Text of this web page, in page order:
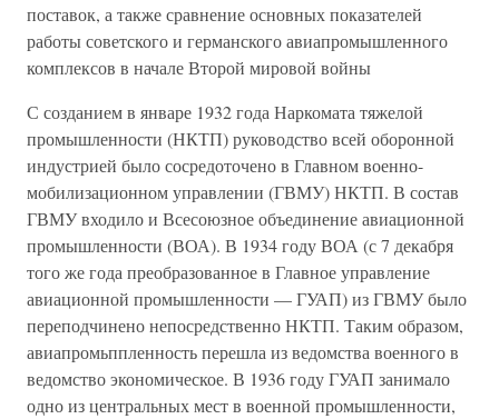
поставок, а также сравнение основных показателей
работы советского и германского авиапромышленного
комплексов в начале Второй мировой войны
С созданием в январе 1932 года Наркомата тяжелой
промышленности (НКТП) руководство всей оборонной
индустрией было сосредоточено в Главном военно-
мобилизационном управлении (ГВМУ) НКТП. В состав
ГВМУ входило и Всесоюзное объединение авиационной
промышленности (ВОА). В 1934 году ВОА (с 7 декабря
того же года преобразованное в Главное управление
авиационной промышленности — ГУАП) из ГВМУ было
переподчинено непосредственно НКТП. Таким образом,
авиапромьппленность перешла из ведомства военного в
ведомство экономическое. В 1936 году ГУАП занимало
одно из центральных мест в военной промышленности,